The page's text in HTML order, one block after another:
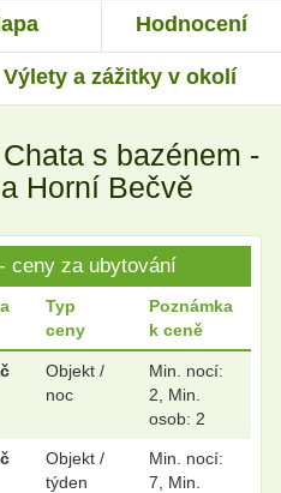
Hodnocení
Výlety a zážitky v okolí
Chata s bazénem -
Horní Bečvě
ceny za ubytování
Typ
ceny
Poznámka
k ceně
Objekt /
noc
Min. nocí:
2, Min.
osob: 2
Objekt /
týden
Min. nocí:
7, Min.